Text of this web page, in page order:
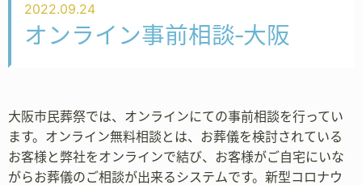
2022.09.24
オンライン事前相談‐大阪
大阪市民葬祭では、オンラインにての事前相談を行ってい
ます。オンライン無料相談とは、お葬儀を検討されている
お客様と弊社をオンラインで結び、お客様がご自宅にいな
がらお葬儀のご相談が出来るシステムです。新型コロナウ